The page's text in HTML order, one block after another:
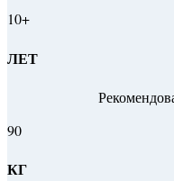
10+
ЛЕТ
90
КГ